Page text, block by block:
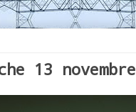
13 novembre